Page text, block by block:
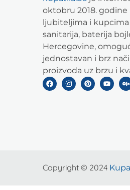
oktobru 2018. godine
ljubiteljima i
sanitarija, baterija
Hercegovine,
jednostavan i brz
proizvoda uz brzu i
Copyright © 2024